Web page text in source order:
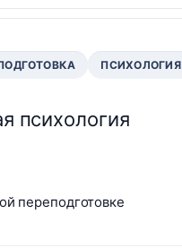
ПСИХОЛОГИЯ
психология
переподготовке